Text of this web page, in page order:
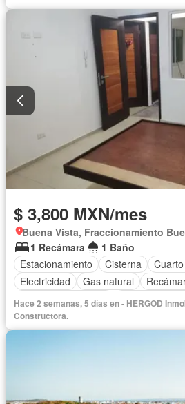
$ 3,800 MXN/mes
1 Recámara
1 Baño
Estacionamiento
Cisterna
Electricidad
Gas natural
Caseta de vigilancia
Parcialmente
Hace 2 semanas, 5 días en - HERGOD
Constructora.